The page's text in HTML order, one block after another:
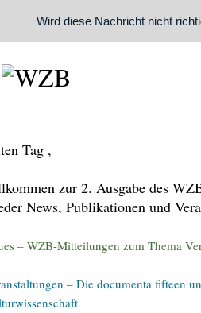
Wird diese Nachricht nicht
Tag ,
zur 2. Ausgabe des
News, Publikationen und
– WZB-Mitteilungen zum Thema
– Die documenta fifteen